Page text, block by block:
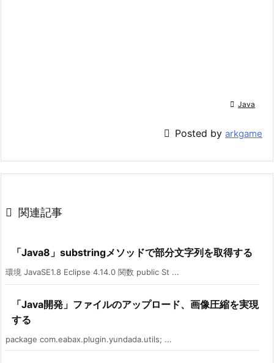
 Java
 Posted by arkgame
 関連記事
「Java8」substringメソッドで部分文字列を取得する
環境 JavaSE1.8 Eclipse 4.14.0 関数 public St ...
「Java開発」ファイルのアップロード、画像圧縮を実現
する
package com.eabax.plugin.yundada.utils; ...